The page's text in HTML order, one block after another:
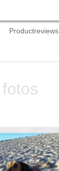
Productreviews